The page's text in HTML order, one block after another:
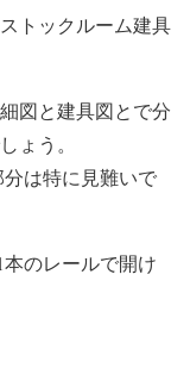
トックルーム建具
図と建具図とで分
ょう。
は特に見難いで
のレールで開け